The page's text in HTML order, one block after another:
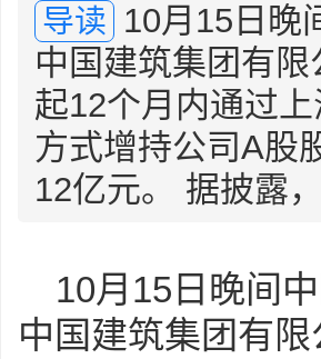
导读 10月15日晚
中国建筑集团有
起12个月内通过
方式增持公司A股
12亿元。 据披露
10月15日晚间
中国建筑集团有